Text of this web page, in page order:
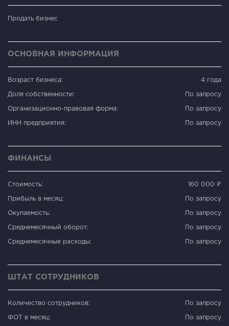
Продать бизнес
ОСНОВНАЯ ИНФОРМАЦИЯ
Возраст бизнеса: 4 года
Доля собственности: По запросу
Организационно-правовая форма: По запросу
ИНН предприятия: По запросу
ФИНАНСЫ
Стоимость: 160 000 ₽
Прибыль в месяц: По запросу
Окупаемость: По запросу
Среднемесячный оборот: По запросу
Среднемесячные расходы: По запросу
ШТАТ СОТРУДНИКОВ
Количество сотрудников: По запросу
ФОТ в месяц: По запросу